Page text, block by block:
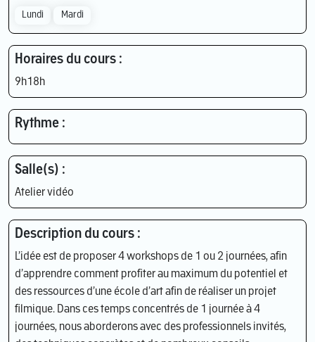
Lundi Mardi
Horaires du cours :
9h18h
Rythme :
Salle(s) :
Atelier vidéo
Description du cours :
L’idée est de proposer 4 workshops de 1 ou 2 journées, afin
d’apprendre comment profiter au maximum du potentiel et
des ressources d’une école d’art afin de réaliser un projet
filmique. Dans ces temps concentrés de 1 journée à 4
journées, nous aborderons avec des professionnels invités,